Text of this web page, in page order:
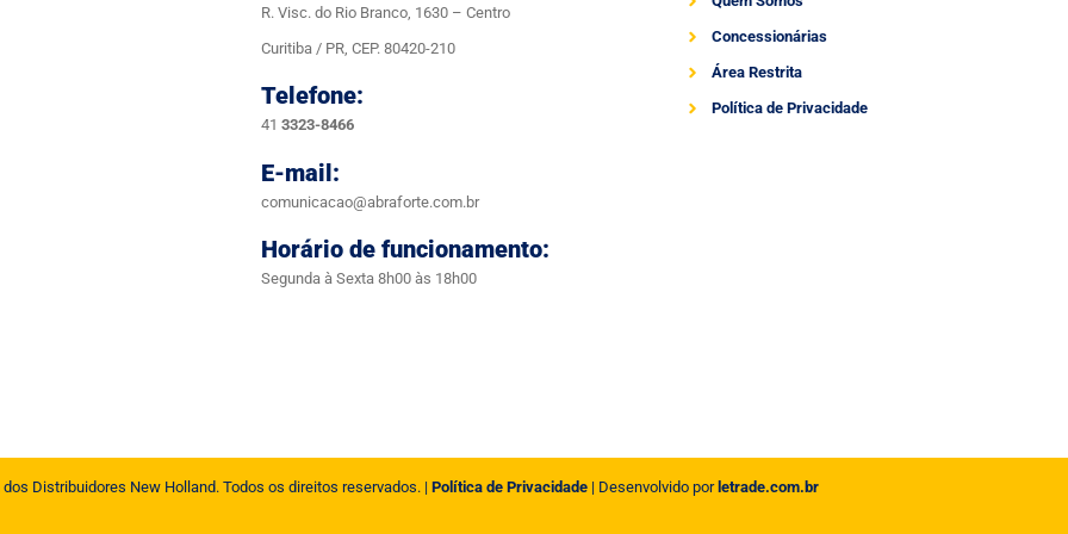
R. Visc. do Rio Branco, 1630 – Centro
Curitiba / PR, CEP. 80420-210
Telefone:
413323-8466
E-mail:
comunicacao@abraforte.com.br
Horário de funcionamento:
Segunda à Sexta 8h00 às 18h00
Concessionárias
Área Restrita
Política de Privacidade
Distribuidores New Holland. Todos os direitos reservados. | Política de Privacidade| Desenvolvido porletrade.com.br